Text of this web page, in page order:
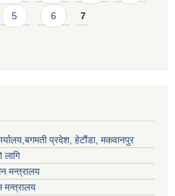
5 6 7
प्रदेश, हेटौंडा, मकवानपुर
लागि
मन्त्रालय
मन्त्रालय